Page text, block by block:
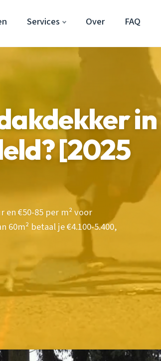
Services Over FAQ
in
[2025
en €50-85 per m² voor
60m² betaal je €4.100-5.400,